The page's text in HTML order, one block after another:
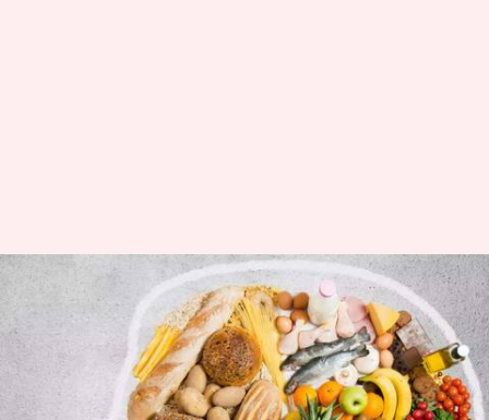
பழங்களை உட்கொள்ளும்
போது நீங்கள் தவிர்க்க
வேண்டிய சில
விஷயங்கள்